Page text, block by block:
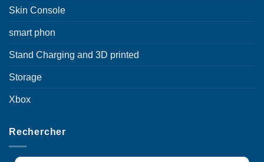
Skin Console
smart phon
Stand Charging and 3D printed
Storage
Xbox
Rechercher